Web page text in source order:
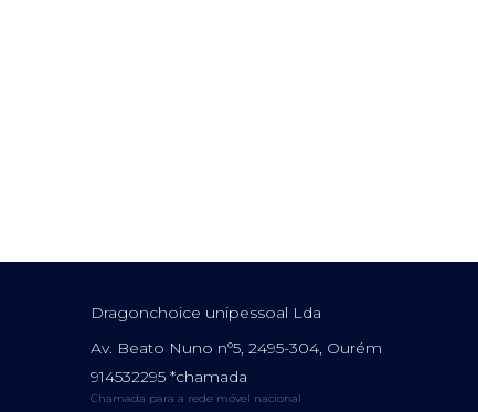
Dragonchoice unipessoal Lda
Av. Beato Nuno nº5, 2495-304, Ourém
914532295 *chamada
Chamada para a rede móvel nacional